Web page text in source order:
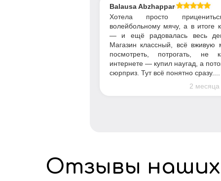
Balausa Abzhapparova
Хотела просто
волейбольному мячу, а в итоге
— и ещё радовалась весь
Магазин классный, всё вживую
посмотреть, потрогать, не
интернете — купил наугад, а
сюрприз. Тут всё понятно сразу....
2 месяца
Отзывы